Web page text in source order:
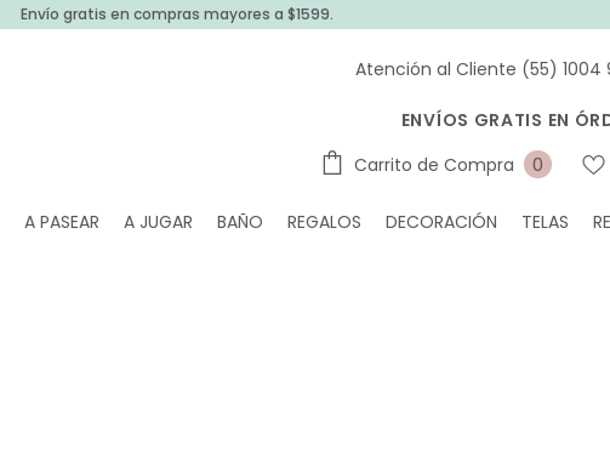
Envío gratis en compras mayores a $1599.
Atención al Cliente (55) 1004
ENVÍOS GRATIS EN
Carrito de Compra
0 0
A PASEAR A JUGAR BAÑO REGALOS DECORACIÓN TELAS